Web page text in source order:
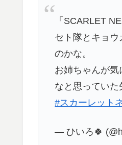
「SCARLET
セト隊とキョ
のかな。
お姉ちゃんが
なと思ってい
#スカーレット
— ひいろ🍀